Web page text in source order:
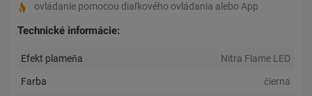
ovládanie pomocou diaľkového ovládania alebo App
Technické informácie:
Efekt plameňa Nitra Flame LED
Farba čierna